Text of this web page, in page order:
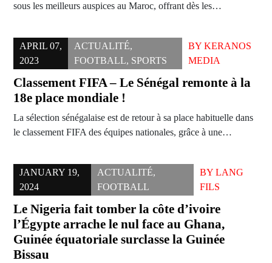
sous les meilleurs auspices au Maroc, offrant dès les…
APRIL 07,
2023
ACTUALITÉ,
FOOTBALL, SPORTS
BY KERANOS
MEDIA
Classement FIFA – Le Sénégal remonte à la
18e place mondiale !
La sélection sénégalaise est de retour à sa place habituelle dans
le classement FIFA des équipes nationales, grâce à une…
JANUARY 19,
2024
ACTUALITÉ,
FOOTBALL
BY LANG
FILS
Le Nigeria fait tomber la côte d’ivoire
l’Égypte arrache le nul face au Ghana,
Guinée équatoriale surclasse la Guinée
Bissau